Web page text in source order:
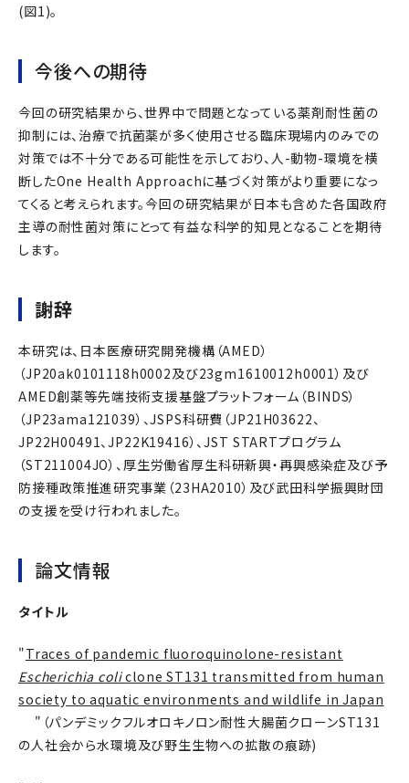
(図1)。
今後への期待
今回の研究結果から、世界中で問題となっている薬剤耐性菌の
抑制には、治療で抗菌薬が多く使用させる臨床現場内のみでの
対策では不十分である可能性を示しており、人-動物-環境を横
断したOne Health Approachに基づく対策がより重要になっ
てくると考えられます。今回の研究結果が日本も含めた各国政府
主導の耐性菌対策にとって有益な科学的知見となることを期待
します。
謝辞
本研究は、日本医療研究開発機構（AMED）
（JP20ak0101118h0002及び23gm1610012h0001）及び
AMED創薬等先端技術支援基盤プラットフォーム（BINDS）
（JP23ama121039）、JSPS科研費（JP21H03622、
JP22H00491、JP22K19416）、JST STARTプログラム
（ST211004JO）、厚生労働省厚生科研新興・再興感染症及び予
防接種政策推進研究事業（23HA2010）及び武田科学振興財団
の支援を受け行われました。
論文情報
タイトル
"Traces of pandemic fluoroquinolone-resistant
Escherichia coliclone ST131 transmitted from human
society to aquatic environments and wildlife in Japan
"（パンデミックフルオロキノロン耐性大腸菌クローンST131
の人社会から水環境及び野生生物への拡散の痕跡)